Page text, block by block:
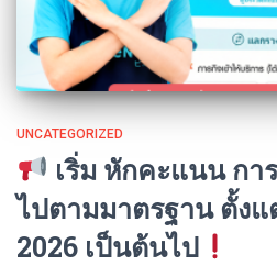
UNCATEGORIZED
เริ่ม หักคะแนน กา
ไปตามมาตรฐาน ตั้ง
2026 เป็นต้นไป